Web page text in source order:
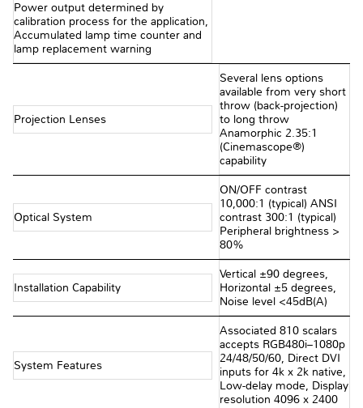
Power output determined by
calibration process for the application,
Accumulated lamp time counter and
lamp replacement warning
Projection Lenses
Several lens options
available from very short
throw (back-projection)
to long throw
Anamorphic 2.35:1
(Cinemascope®)
capability
Optical System
ON/OFF contrast
10,000:1 (typical) ANSI
contrast 300:1 (typical)
Peripheral brightness >
80%
Installation Capability
Vertical ±90 degrees,
Horizontal ±5 degrees,
Noise level <45dB(A)
System Features
Associated 810 scalars
accepts RGB480i–1080p
24/48/50/60, Direct DVI
inputs for 4k x 2k native,
Low-delay mode, Display
resolution 4096 x 2400